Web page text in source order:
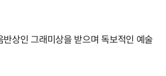
상인 그래미상을 받으며 독보적인 예술